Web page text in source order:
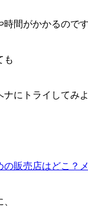
間がかかるのです
も
にトライしてみ
販売店はどこ？